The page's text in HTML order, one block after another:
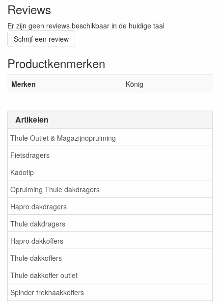
Artikelen
Thule Outlet & Magazijnopruiming
Fietsdragers
Kadotip
Opruiming Thule dakdragers
Hapro dakdragers
Thule dakdragers
Hapro dakkoffers
Thule dakkoffers
Thule dakkoffer outlet
Spinder trekhaakkoffers
Reviews
Er zijn geen reviews beschikbaar in de huidige taal
Schrijf een review
Productkenmerken
Merken König